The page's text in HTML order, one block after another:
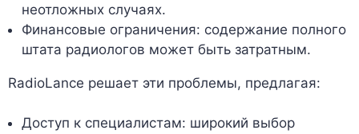
неотложных случаях.
Финансовые ограничения: содержание полного
штата радиологов может быть затратным.
RadioLance решает эти проблемы, предлагая:
Доступ к специалистам: широкий выбор